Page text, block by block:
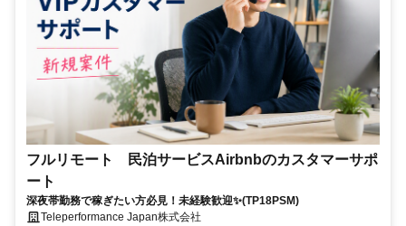
フルリモート 民泊サービスAirbnbのカスタマーサポ
ート
深夜帯勤務で稼ぎたい方必見！未経験歓迎✨(TP18PSM)
Teleperformance Japan株式会社